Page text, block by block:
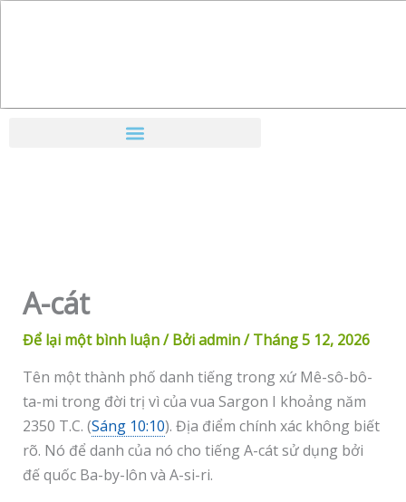
A-cát
Để lại một bình luận/ Bởiadmin/Tháng 5 12, 2026
Tên một thành phố danh tiếng trong xứ Mê-sô-bô-
ta-mi trong đời trị vì của vua Sargon I khoảng năm
2350 T.C. (Sáng 10:10). Địa điểm chính xác không biết
rõ. Nó để danh của nó cho tiếng A-cát sử dụng bởi
đế quốc Ba-by-lôn và A-si-ri.